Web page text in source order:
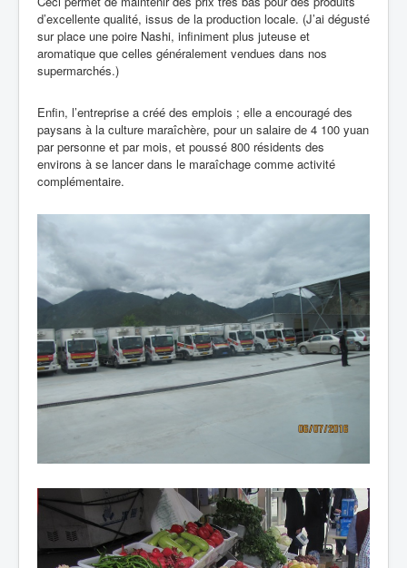
d’excellente qualité, issus de la production locale. (J’ai dégusté
sur place une poire Nashi, infiniment plus juteuse et
aromatique que celles généralement vendues dans nos
supermarchés.)
Enfin, l’entreprise a créé des emplois ; elle a encouragé des
paysans à la culture maraîchère, pour un salaire de 4 100 yuan
par personne et par mois, et poussé 800 résidents des
environs à se lancer dans le maraîchage comme activité
complémentaire.